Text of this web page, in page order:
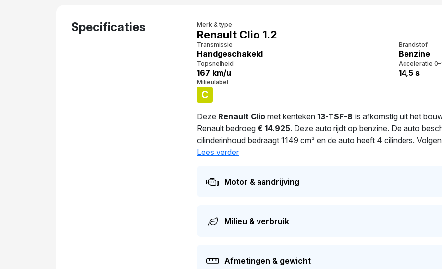
Specificaties Merk & type
Renault Clio 1.2
Transmissie
Handgeschakeld
Brandstof
Benzine
Topsnelheid
167 km/u
Acceleratie
14,5 s
Milieulabel
C
Deze Renault Clio met kenteken 13-TSF-8 is afkomstig uit het
Renault bedroeg € 14.925. Deze auto rijdt op benzine. De auto
cilinderinhoud bedraagt 1149 cm³ en de auto heeft 4 cilinders.
5.8 l/100 km. Met 1.062 kg biedt deze auto stabiliteit en comfort. De
dit moment bedraagt de dagwaarde van dit voertuig ongeveer
Lees verder
Motor & aandrijving
Milieu & verbruik
Afmetingen & gewicht